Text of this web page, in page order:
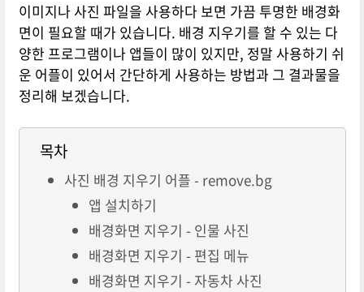
이미지나 사진 파일을 사용하다 보면 가끔 투명한 배경화
면이 필요할 때가 있습니다. 배경 지우기를 할 수 있는 다
양한 프로그램이나 앱들이 많이 있지만, 정말 사용하기 쉬
운 어플이 있어서 간단하게 사용하는 방법과 그 결과물을
정리해 보겠습니다.
목차
사진 배경 지우기 어플 - remove.bg
앱 설치하기
배경화면 지우기 - 인물 사진
배경화면 지우기 - 편집 메뉴
배경화면 지우기 - 자동차 사진